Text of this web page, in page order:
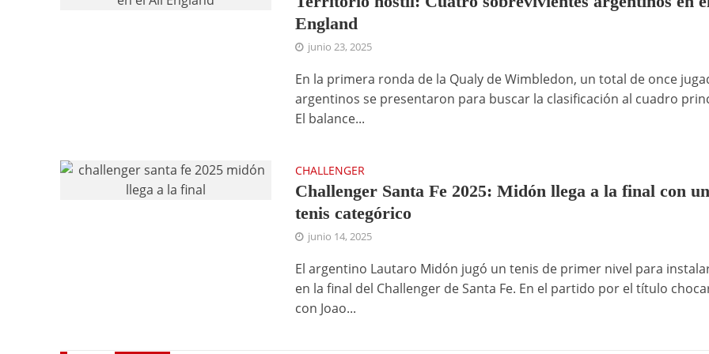
England
junio 23, 2025
En la primera ronda de la Qualy de Wimbledon, un total de once
argentinos se presentaron para buscar la clasificación al cuadro
El balance...
CHALLENGER
Challenger Santa Fe 2025: Midón llega a la final con un
tenis categórico
junio 14, 2025
El argentino Lautaro Midón jugó un tenis de primer nivel para
en la final del Challenger de Santa Fe. En el partido por el título
con Joao...